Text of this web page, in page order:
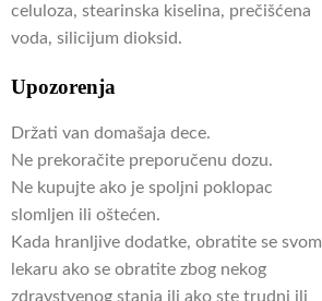
celuloza, stearinska kiselina, prečišćena
voda, silicijum dioksid.
Upozorenja
Držati van domašaja dece.
Ne prekoračite preporučenu dozu.
Ne kupujte ako je spoljni poklopac
slomljen ili oštećen.
Kada hranljive dodatke, obratite se svom
lekaru ako se obratite zbog nekog
zdravstvenog stanja ili ako ste trudni ili